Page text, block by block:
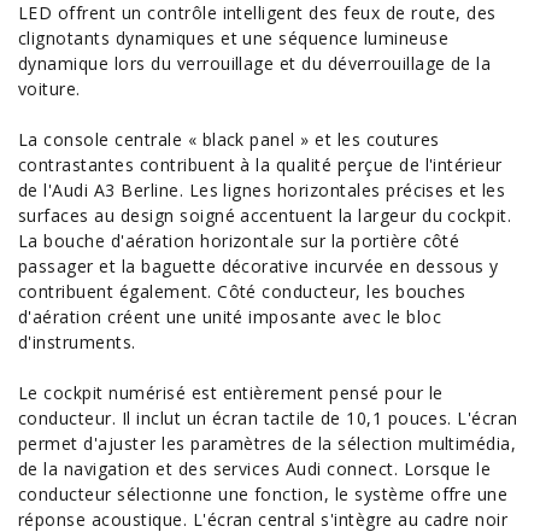
LED offrent un contrôle intelligent des feux de route, des
clignotants dynamiques et une séquence lumineuse
dynamique lors du verrouillage et du déverrouillage de la
voiture.
La console centrale « black panel » et les coutures
contrastantes contribuent à la qualité perçue de l'intérieur
de l'Audi A3 Berline. Les lignes horizontales précises et les
surfaces au design soigné accentuent la largeur du cockpit.
La bouche d'aération horizontale sur la portière côté
passager et la baguette décorative incurvée en dessous y
contribuent également. Côté conducteur, les bouches
d'aération créent une unité imposante avec le bloc
d'instruments.
Le cockpit numérisé est entièrement pensé pour le
conducteur. Il inclut un écran tactile de 10,1 pouces. L'écran
permet d'ajuster les paramètres de la sélection multimédia,
de la navigation et des services Audi connect. Lorsque le
conducteur sélectionne une fonction, le système offre une
réponse acoustique. L'écran central s'intègre au cadre noir